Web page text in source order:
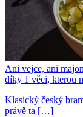
Ani vejce, ani
díky 1 věci, kterou
Klasický český
právě ta […]